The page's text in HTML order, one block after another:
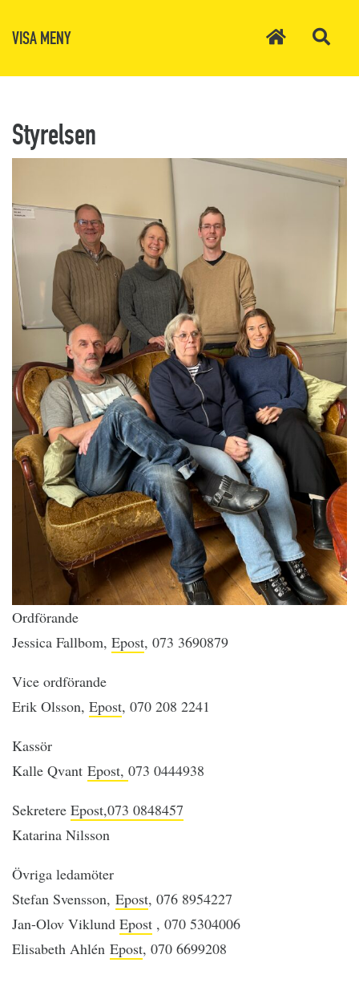
VISA MENY
Styrelsen
Ordförande
Jessica Fallbom, Epost, 073 3690879
Vice ordförande
Erik Olsson, Epost, 070 208 2241
Kassör
Kalle Qvant Epost, 073 0444938
Sekretere Epost,073 0848457
Katarina Nilsson
Övriga ledamöter
Stefan Svensson, Epost, 076 8954227
Jan-Olov Viklund Epost , 070 5304006
Elisabeth Ahlén Epost, 070 6699208